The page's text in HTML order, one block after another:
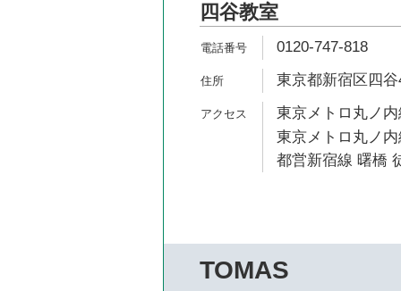
四谷教室
0120-747-818
東京都新宿区四
東京メトロ丸ノ
東京メトロ丸ノ
都営新宿線 曙橋
TOMAS